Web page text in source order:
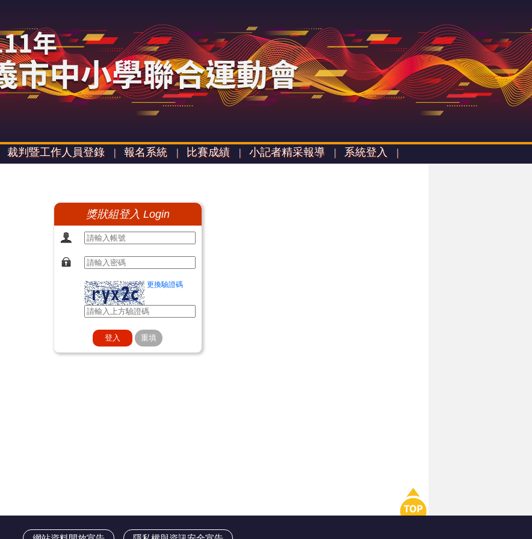
裁判暨工作人員登錄 | 報名系統 | 比賽成績 | 小記者精采報導 | 系統登入 |
獎狀組登入 Login
更換驗證碼